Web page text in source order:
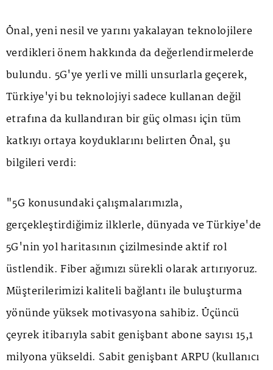
Önal, yeni nesil ve yarını yakalayan teknolojilere
verdikleri önem hakkında da değerlendirmelerde
bulundu. 5G'ye yerli ve milli unsurlarla geçerek,
Türkiye'yi bu teknolojiyi sadece kullanan değil
etrafına da kullandıran bir güç olması için tüm
katkıyı ortaya koyduklarını belirten Önal, şu
bilgileri verdi:
"5G konusundaki çalışmalarımızla,
gerçekleştirdiğimiz ilklerle, dünyada ve Türkiye'de
5G'nin yol haritasının çizilmesinde aktif rol
üstlendik. Fiber ağımızı sürekli olarak artırıyoruz.
Müşterilerimizi kaliteli bağlantı ile buluşturma
yönünde yüksek motivasyona sahibiz. Üçüncü
çeyrek itibarıyla sabit genişbant abone sayısı 15,1
milyona yükseldi. Sabit genişbant ARPU (kullanıcı